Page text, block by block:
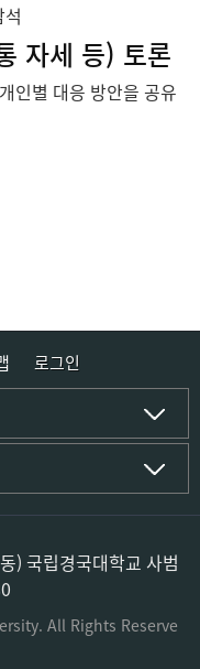
자세 등) 토론
인별 대응 방안을 공유
로그인
) 국립경국대학교 사범
All Rights Reserve